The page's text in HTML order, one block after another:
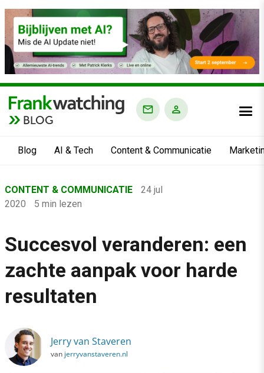
BLOG
Blog AI & Tech Content & Communicatie
›
Content & Communicatie
›
Succesvol veranderen: een zachte aanpak voor harde
CONTENT & COMMUNICATIE
24 jul
2020
5 min lezen
Succesvol veranderen: een
zachte aanpak voor harde
resultaten
Jerry van Staveren
van jerryvanstaveren.nl